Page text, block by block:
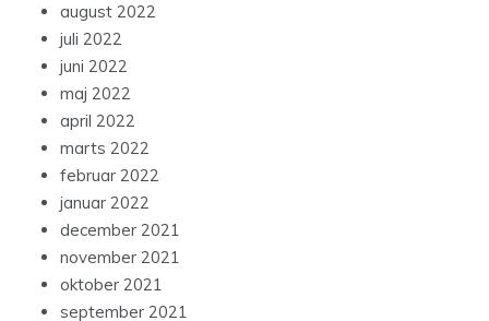
august 2022
juli 2022
juni 2022
maj 2022
april 2022
marts 2022
februar 2022
januar 2022
december 2021
november 2021
oktober 2021
september 2021